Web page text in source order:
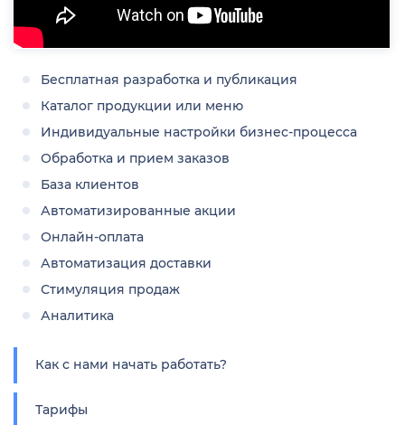
Бесплатная разработка и публикация
Каталог продукции или меню
Индивидуальные настройки бизнес-процесса
Обработка и прием заказов
База клиентов
Автоматизированные акции
Онлайн-оплата
Автоматизация доставки
Стимуляция продаж
Аналитика
Как с нами начать работать?
Тарифы